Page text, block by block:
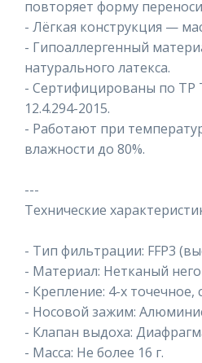
повторяет форму
- Лёгкая конструкция —
- Гипоаллергенный
натурального латекса.
- Сертифицированы по ТР
12.4.294-2015.
- Работают при
влажности до 80%.
---
Технические
- Тип фильтрации: FFP3
- Материал: Нетканый
- Крепление: 4-х точечное,
- Носовой зажим:
- Клапан выдоха:
- Масса: Не более 16 г.